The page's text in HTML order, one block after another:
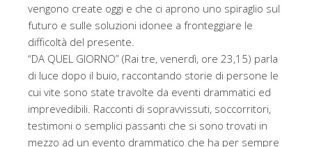
vengono create oggi e che ci aprono uno spiraglio sul
futuro e sulle soluzioni idonee a fronteggiare le
difficoltà del presente.
“DA QUEL GIORNO” (Rai tre, venerdì, ore 23,15) parla
di luce dopo il buio, raccontando storie di persone le
cui vite sono state travolte da eventi drammatici ed
imprevedibili. Racconti di sopravvissuti, soccorritori,
testimoni o semplici passanti che si sono trovati in
mezzo ad un evento drammatico che ha per sempre